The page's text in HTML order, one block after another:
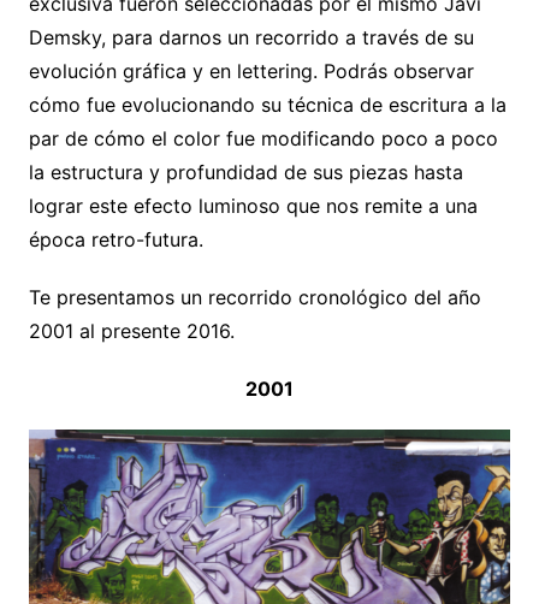
Demsky, para darnos un recorrido a través de su
evolución gráfica y en lettering. Podrás observar
cómo fue evolucionando su técnica de escritura a la
par de cómo el color fue modificando poco a poco
la estructura y profundidad de sus piezas hasta
lograr este efecto luminoso que nos remite a una
época retro-futura.
Te presentamos un recorrido cronológico del año
2001 al presente 2016.
2001